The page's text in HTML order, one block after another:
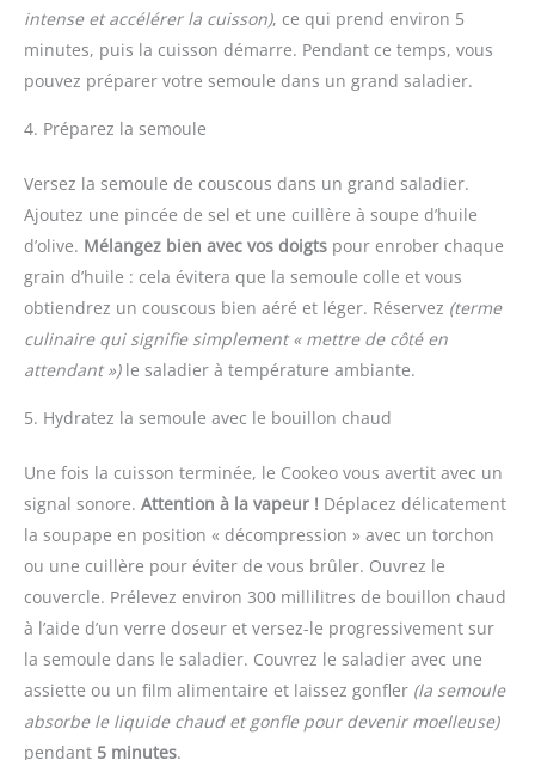
intense et accélérer la cuisson), ce qui prend environ 5
minutes, puis la cuisson démarre. Pendant ce temps, vous
pouvez préparer votre semoule dans un grand saladier.
4. Préparez la semoule
Versez la semoule de couscous dans un grand saladier.
Ajoutez une pincée de sel et une cuillère à soupe d’huile
d’olive. Mélangez bien avec vos doigts pour enrober chaque
grain d’huile : cela évitera que la semoule colle et vous
obtiendrez un couscous bien aéré et léger. Réservez (terme
culinaire qui signifie simplement « mettre de côté en
attendant »)le saladier à température ambiante.
5. Hydratez la semoule avec le bouillon chaud
Une fois la cuisson terminée, le Cookeo vous avertit avec un
signal sonore. Attention à la vapeur ! Déplacez délicatement
la soupape en position « décompression » avec un torchon
ou une cuillère pour éviter de vous brûler. Ouvrez le
couvercle. Prélevez environ 300 millilitres de bouillon chaud
à l’aide d’un verre doseur et versez-le progressivement sur
la semoule dans le saladier. Couvrez le saladier avec une
assiette ou un film alimentaire et laissez gonfler (la semoule
absorbe le liquide chaud et gonfle pour devenir moelleuse)
pendant 5 minutes.